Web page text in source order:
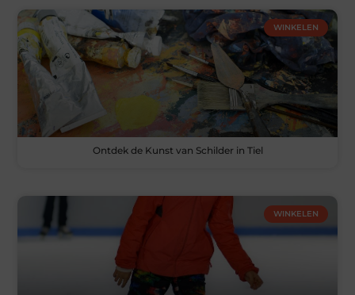
WINKELEN
Ontdek de Kunst van Schilder in Tiel
WINKELEN